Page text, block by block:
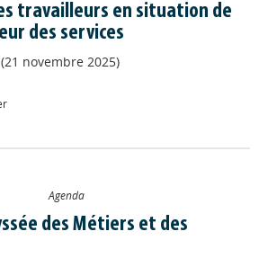
travailleurs en situation de
des services
novembre 2025)
Agenda
des Métiers et des